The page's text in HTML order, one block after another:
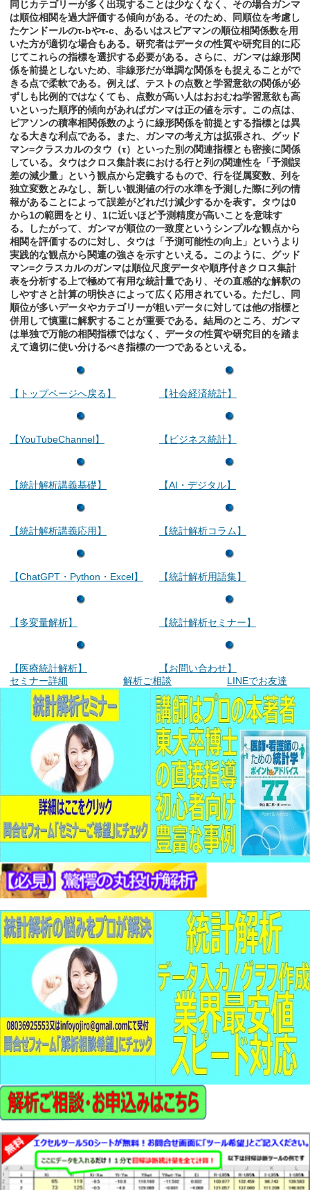
同じカテゴリーが多く出現することは少なくなく、その場合ガンマ
は順位相関を過大評価する傾向がある。そのため、同順位を考慮し
たケンドールのτ-bやτ-c、あるいはスピアマンの順位相関係数を用
いた方が適切な場合もある。研究者はデータの性質や研究目的に応
じてこれらの指標を選択する必要がある。さらに、ガンマは線形関
係を前提としないため、非線形だが単調な関係をも捉えることがで
きる点で柔軟である。例えば、テストの点数と学習意欲の関係が必
ずしも比例的ではなくても、点数が高い人はおおむね学習意欲も高
いといった順序的傾向があればガンマは正の値を示す。この点は、
ピアソンの積率相関係数のように線形関係を前提とする指標とは異
なる大きな利点である。また、ガンマの考え方は拡張され、グッド
マン=クラスカルのタウ（τ）といった別の関連指標とも密接に関係
している。タウはクロス集計表における行と列の関連性を「予測誤
差の減少量」という観点から定義するもので、行を従属変数、列を
独立変数とみなし、新しい観測値の行の水準を予測した際に列の情
報があることによって誤差がどれだけ減少するかを表す。タウは0
から1の範囲をとり、1に近いほど予測精度が高いことを意味す
る。したがって、ガンマが順位の一致度というシンプルな観点から
相関を評価するのに対し、タウは「予測可能性の向上」というより
実践的な観点から関連の強さを示すといえる。このように、グッド
マン=クラスカルのガンマは順位尺度データや順序付きクロス集計
表を分析する上で極めて有用な統計量であり、その直感的な解釈の
しやすさと計算の明快さによって広く応用されている。ただし、同
順位が多いデータやカテゴリーが粗いデータに対しては他の指標と
併用して慎重に解釈することが重要である。結局のところ、ガンマ
は単独で万能の相関指標ではなく、データの性質や研究目的を踏ま
えて適切に使い分けるべき指標の一つであるといえる。
【トップページへ戻る】
【YouTubeChannel】
【統計解析講義基礎】
【統計解析講義応用】
【ChatGPT・Python・Excel】
【多変量解析】
【医療統計解析】
【社会経済統計】
【ビジネス統計】
【AI・デジタル】
【統計解析コラム】
【統計解析用語集】
【統計解析セミナー】
【お問い合わせ】
セミナー詳細
解析ご相談 LINEでお友達